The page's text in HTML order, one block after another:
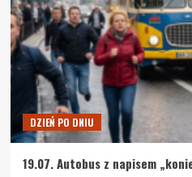
DZIEŃ PO DNIU
19.07. Autobus z napisem